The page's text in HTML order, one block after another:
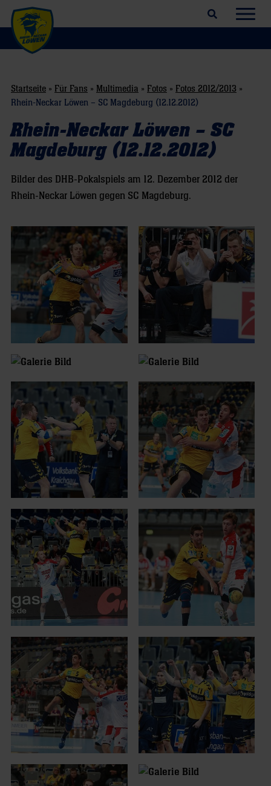
Suchfeld öffnen
Startseite » Für Fans » Multimedia » Fotos » Fotos 2012/2013 »
Rhein-Neckar Löwen – SC Magdeburg (12.12.2012)
Rhein-Neckar Löwen – SC
Magdeburg (12.12.2012)
Bilder des DHB-Pokalspiels am 12. Dezember 2012 der
Rhein-Neckar Löwen gegen SC Magdeburg.